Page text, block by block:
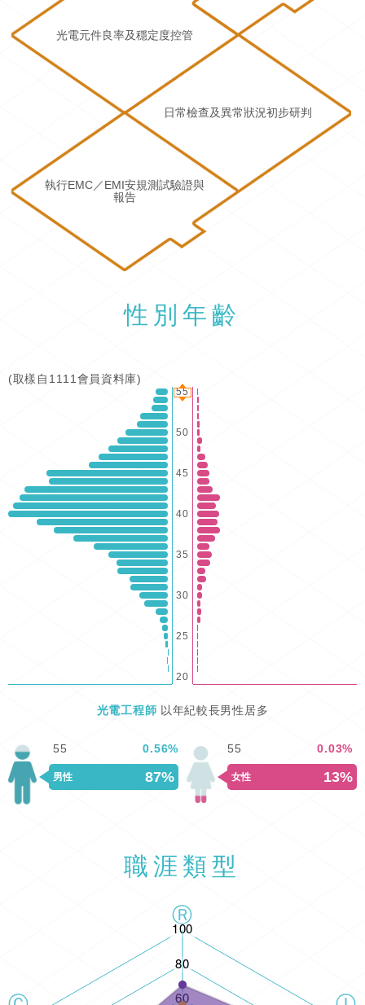
光電元件良率及穩定度控管
日常檢查及異常狀況初步研判
執行EMC／EMI安規測試驗證與
報告
性別年齡
(取樣自1111會員資料庫)
55
50
45
40
35
30
25
20
光電工程師 以年紀較長男性居多
男性 87%
55 0.56%
女性 13%
55 0.03%
職涯類型